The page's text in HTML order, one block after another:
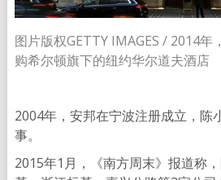
图片版权GETTY IMAGES / 2014年
购希尔顿旗下的纽约华尔道夫酒店
2004年，安邦在宁波注册成立，陈
事。
2015年1月，《南方周末》报道称